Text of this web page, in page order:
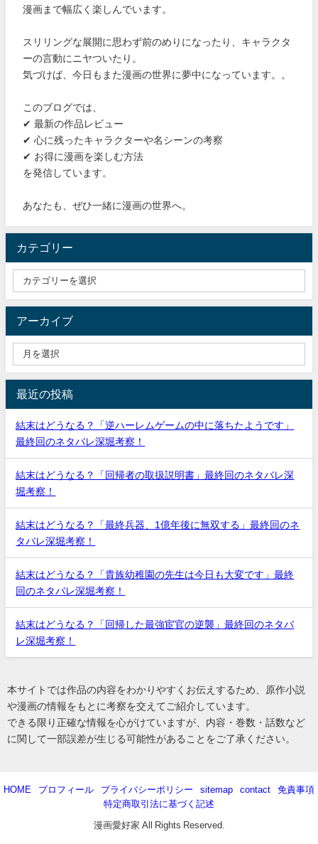
漫画まで幅広く楽しんでいます。
スリリングな展開に思わず前のめりになったり、キャラクタ
ーの言動にニヤついたり。
気づけば、今日もまた漫画の世界に夢中になっています。。
このブログでは、
✔ 最新の作品レビュー
✔ 心に残ったキャラクターや名シーンの考察
✔ お得に漫画を楽しむ方法
を発信しています。
あなたも、ぜひ一緒に漫画の世界へ。
カテゴリー
アーカイブ
最近の投稿
結末はどうなる？「逆ハーレムゲームの中に落ちたようです」
最終回のネタバレ深堀考察！
結末はどうなる？「回帰者の取扱説明書」最終回のネタバレ深
堀考察！
結末はどうなる？「最終兵器、1億年後に無双する」最終回のネ
タバレ深堀考察！
結末はどうなる？「貴族幼稚園の先生は今日も大変です」最終
回のネタバレ深堀考察！
結末はどうなる？「回帰した最強宦官の逆襲」最終回のネタバ
レ深堀考察！
本サイトでは作品の内容をわかりやすくお伝えするため、原作小説
や漫画の情報をもとに考察を交えてご紹介しています。
できる限り正確な情報を心がけていますが、内容・巻数・話数など
に関して一部誤差が生じる可能性があることをご了承ください。
HOME プロフィール プライバシーポリシー sitemap contact
免責事項
特定商取引法に基づく記述
漫画愛好家 All Rights Reserved.